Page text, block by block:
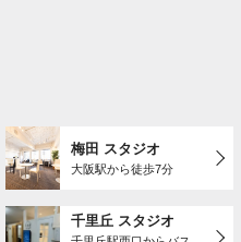
梅田 スタジオ
大阪駅から徒歩7分
千里丘 スタジオ